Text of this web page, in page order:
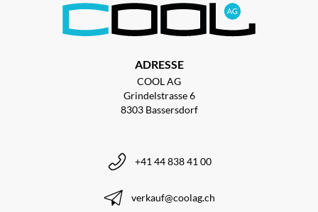
ADRESSE
COOL AG
Grindelstrasse 6
8303 Bassersdorf
+41 44 838 41 00
verkauf@coolag.ch